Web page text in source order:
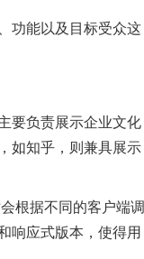
功能以及目标受众这
要负责展示企业文化
如知乎，则兼具展示
根据不同的客户端调
响应式版本，使得用